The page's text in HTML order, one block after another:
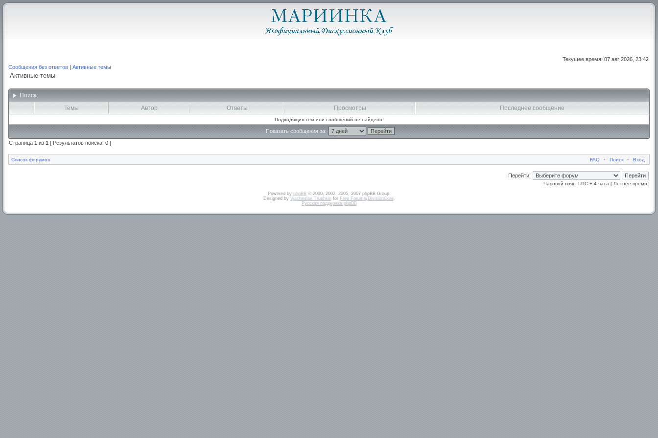
Текущее время: 07 авг 2026, 23:42
Сообщения без ответов | Активные темы
Активные темы
Поиск
Темы
Автор Ответы Просмотры Последнее сообщение
Подходящих тем или сообщений не найдено.
Показать сообщения за:
Страница 1 из 1 [ Результатов поиска: 0 ]
Список форумов FAQ • Поиск • Вход
Перейти:
Часовой пояс: UTC + 4 часа [ Летнее время ]
Powered by phpBB© 2000, 2002, 2005, 2007 phpBB Group.
Designed by Vjacheslav Trushkinfor Free Forums/DivisionCore.
Русская поддержка phpBB